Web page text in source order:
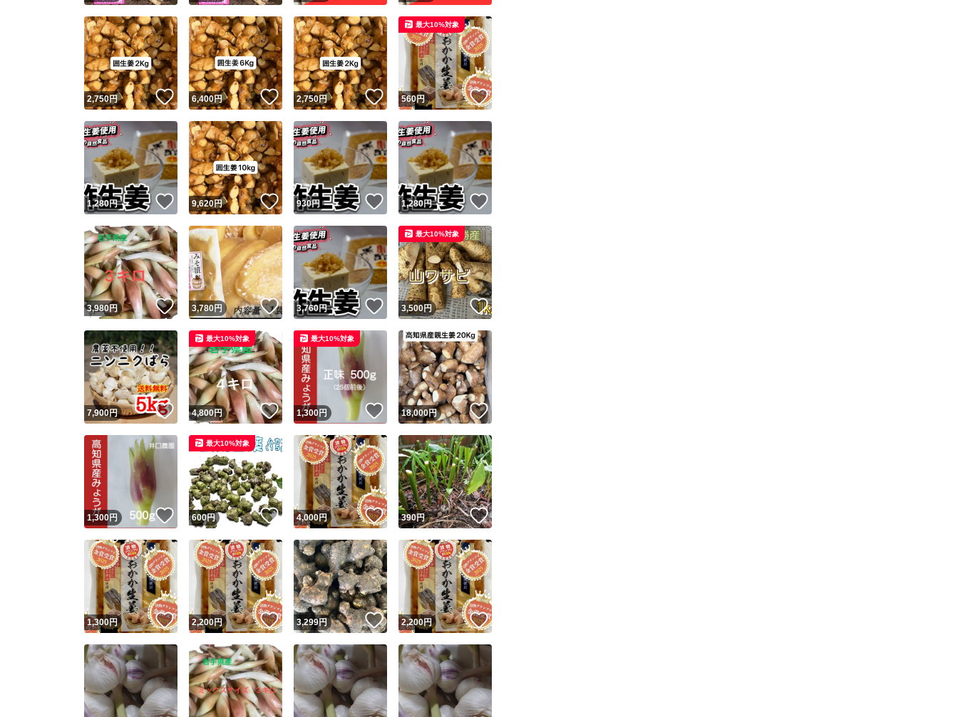
Yahoo!フリマが定めた一定の基準を満たしたユーザーにバッジを付与しています
安心取引出品者
安心取引出品者 Yahoo!フリマの基準をクリアした安心・安全なユーザーです
取引実績
取引実績◯+ このユーザーはYahoo!フリマの取引を完了させた実績があります
他フリマ実績◯+ このユーザーは他フリマサービスでの取引実績があります
スピード&安心発送
※このバッジは実績に基づく表示であり、発送を保証しているものではありません
スピード＆安心発送
このユーザーは高頻度で24時間以内＆設定した発送日数内に発送してい
ます
スピード発送 このユーザーは高頻度で24時間以内に発送しています
安心発送 このユーザーは設定した発送日数内に発送しています
この商品の情報をコピーします
商品画像の無断転載は禁止されています
コピーは1商品につき1回です
出品ページへ
キャンセル
2,750円 いいね！
6,400円 いいね！
2,750円 いいね！
560円 いいね！
最大10%対象
1,280円 いいね！
9,620円 いいね！
930円 いいね！
1,280円
3,980円 いいね！
3,780円 いいね！
3,760円 いいね！
3,500円 いいね！
最大10%対象
7,900円 いいね！
4,800円 いいね！
最大10%対象
1,300円 いいね！
最大10%対象
18,000円 いいね！
1,300円 いいね！
600円 いいね！
最大10%対象
4,000円 いいね！
390円 いいね！
1,300円 いいね！
2,200円 いいね！
3,299円 いいね！
2,200円 いいね！